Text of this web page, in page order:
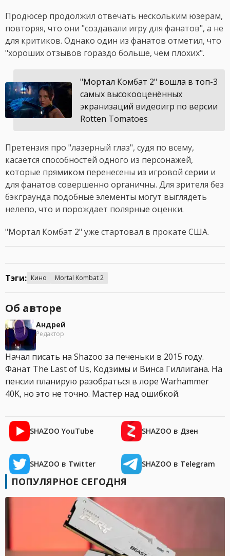
Продюсер продолжил отвечать нескольким юзерам,
повторяя, что они "создавали игру для фанатов", а не
для критиков. Однако один из фанатов отметил, что
"хороших отзывов гораздо больше, чем плохих".
"Мортал Комбат 2" вошла в топ-3
самых высокооценённых
экранизаций видеоигр по версии
Rotten Tomatoes
Претензия про "лазерный глаз", судя по всему,
касается способностей одного из персонажей,
которые прямиком перенесены из игровой серии и
для фанатов совершенно органичны. Для зрителя без
бэкграунда подобные элементы могут выглядеть
нелепо, что и порождает полярные оценки.
"Мортал Комбат 2" уже стартовал в прокате США.
Тэги: Кино Mortal Kombat 2
Об авторе
Андрей
Редактор
Начал писать на Shazoo за печеньки в 2015 году.
Фанат The Last of Us, Кодзимы и Винса Гиллигана. На
пенсии планирую разобраться в лоре Warhammer
40K, но это не точно. Мастер над ошибкой.
SHAZOO YouTube SHAZOO в Дзен
SHAZOO в Twitter SHAZOO в Telegram
ПОПУЛЯРНОЕ СЕГОДНЯ